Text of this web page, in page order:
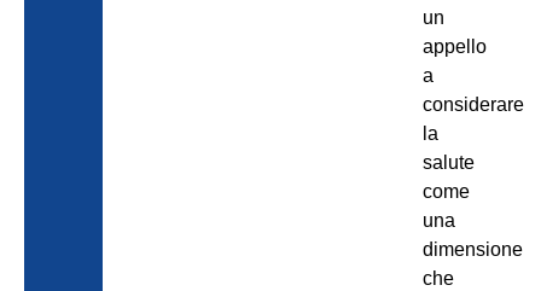
un
appello
a
considerare
la
salute
come
una
dimensione
che